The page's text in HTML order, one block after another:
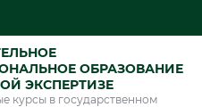
ОБРАЗОВАНИЕ
ЭКСПЕРТИЗЕ
курсы в государственном